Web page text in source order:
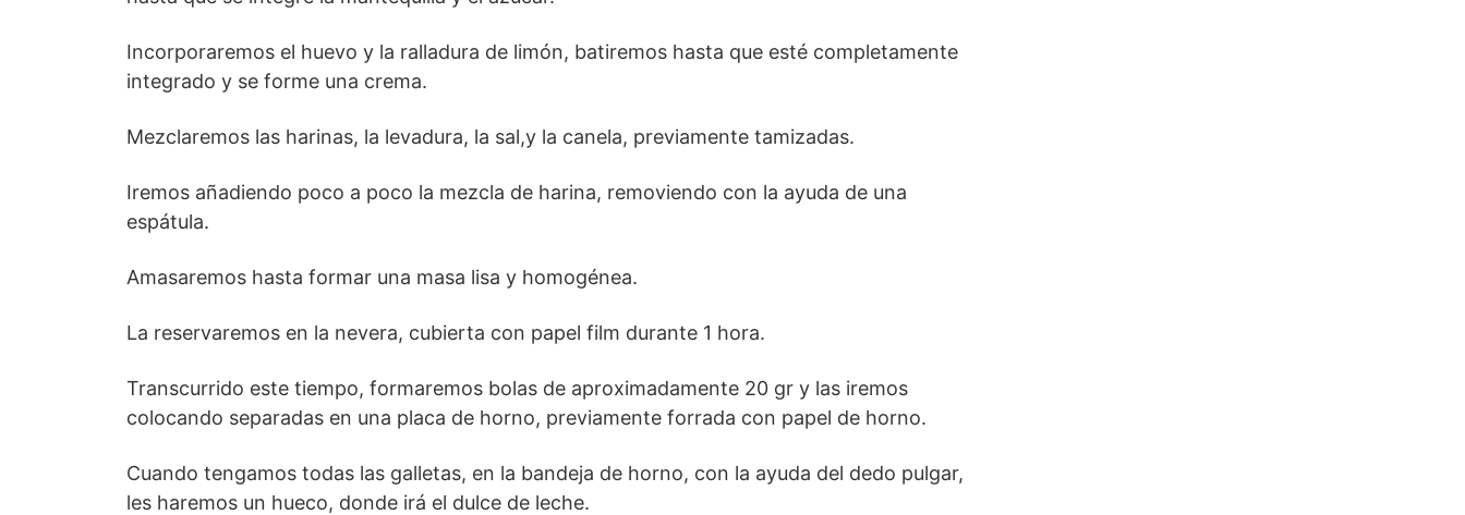
Incorporaremos el huevo y la ralladura de limón, batiremos hasta que esté completamente
integrado y se forme una crema.
Mezclaremos las harinas, la levadura, la sal,y la canela, previamente tamizadas.
Iremos añadiendo poco a poco la mezcla de harina, removiendo con la ayuda de una
espátula.
Amasaremos hasta formar una masa lisa y homogénea.
La reservaremos en la nevera, cubierta con papel film durante 1 hora.
Transcurrido este tiempo, formaremos bolas de aproximadamente 20 gr y las iremos
colocando separadas en una placa de horno, previamente forrada con papel de horno.
Cuando tengamos todas las galletas, en la bandeja de horno, con la ayuda del dedo pulgar,
les haremos un hueco, donde irá el dulce de leche.